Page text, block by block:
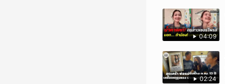
04:09
02:24